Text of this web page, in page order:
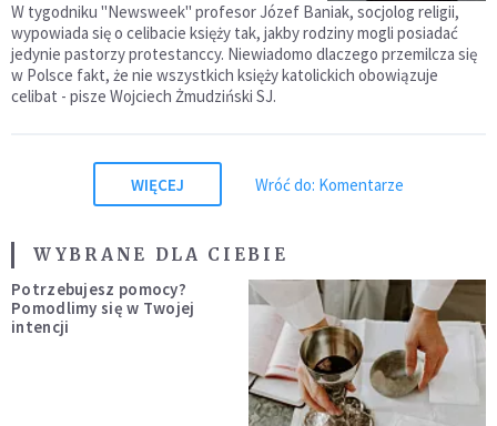
W tygodniku "Newsweek" profesor Józef Baniak, socjolog religii,
wypowiada się o celibacie księży tak, jakby rodziny mogli posiadać
jedynie pastorzy protestanccy. Niewiadomo dlaczego przemilcza się
w Polsce fakt, że nie wszystkich księży katolickich obowiązuje
celibat - pisze Wojciech Żmudziński SJ.
WIĘCEJ Wróć do: Komentarze
WYBRANE DLA CIEBIE
Potrzebujesz pomocy?
Pomodlimy się w Twojej
intencji